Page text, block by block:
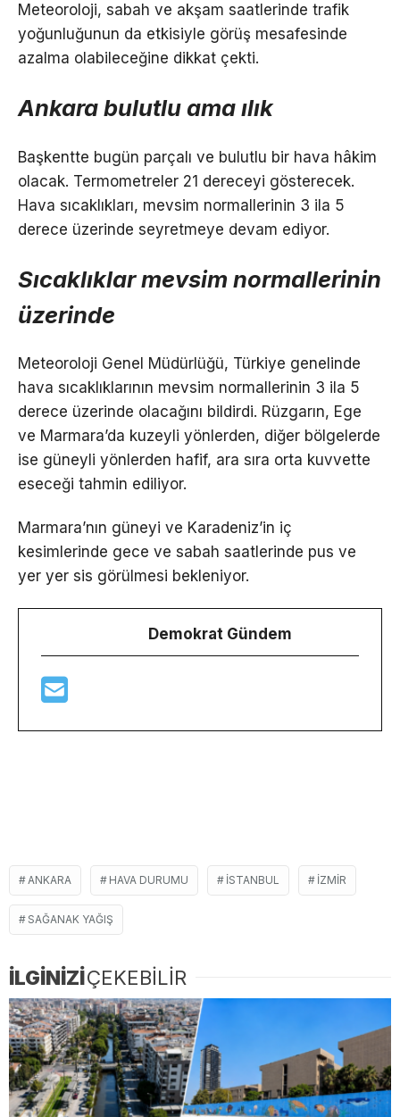
Meteoroloji, sabah ve akşam saatlerinde trafik
yoğunluğunun da etkisiyle görüş mesafesinde
azalma olabileceğine dikkat çekti.
Ankara bulutlu ama ılık
Başkentte bugün parçalı ve bulutlu bir hava hâkim
olacak. Termometreler 21 dereceyi gösterecek.
Hava sıcaklıkları, mevsim normallerinin 3 ila 5
derece üzerinde seyretmeye devam ediyor.
Sıcaklıklar mevsim normallerinin
üzerinde
Meteoroloji Genel Müdürlüğü, Türkiye genelinde
hava sıcaklıklarının mevsim normallerinin 3 ila 5
derece üzerinde olacağını bildirdi. Rüzgarın, Ege
ve Marmara’da kuzeyli yönlerden, diğer bölgelerde
ise güneyli yönlerden hafif, ara sıra orta kuvvette
eseceği tahmin ediliyor.
Marmara’nın güneyi ve Karadeniz’in iç
kesimlerinde gece ve sabah saatlerinde pus ve
yer yer sis görülmesi bekleniyor.
Demokrat Gündem
ANKARA HAVA DURUMU ISTANBUL IZMIR
SAĞANAK YAĞIŞ
İLGİNİZİÇEKEBİLİR